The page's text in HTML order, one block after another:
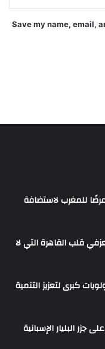
Save my name, email,
للمغرب لاستضافة
قلب القاهرة التي لا
أولويات كبرى لتعزيز التنمية
البليار الإسبانية